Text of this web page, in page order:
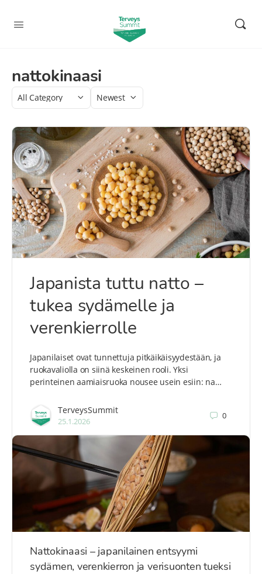
nattokinaasi
Category
Sort
Japanista tuttu natto –
tukea sydämelle ja
verenkierrolle
Japanilaiset ovat tunnettuja pitkäikäisyydestään, ja
ruokavaliolla on siinä keskeinen rooli. Yksi
perinteinen aamiaisruoka nousee usein esiin: na…
TerveysSummit
25.1.2026
0
Nattokinaasi – japanilainen entsyymi
sydämen, verenkierron ja verisuonten tueksi